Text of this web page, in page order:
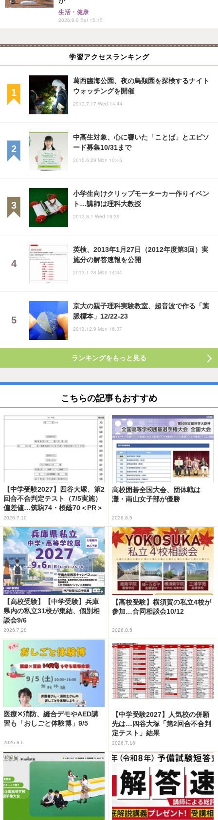
生活・健康
2026.8.8 Sat 15:15
学習アクセスランキング
葛西臨海公園、夜の鳥類園を探検するナイト
ウォッチングを開催
2013.7.17 Wed 14:44
中高生対象、心に響いた「ことば」とエピソ
ード募集10/31まで
2015.6.29 Mon 10:45
小学生向けクリップモーターカー作りイベン
ト…講師は理科大教授
2012.8.1 Wed 19:39
英検、2013年1月27日（2012年度第3回）実
施分の解答速報を公開
2013.1.28 Mon 14:34
京大の親子理科実験教室、超音波で作る「葉
脈標本」12/22-23
2013.12.9 Mon 16:37
ランキングをもっと見る
こちらの記事もおすすめ
【中学受験2027】四谷大塚、第2
回合不合判定テスト（7/5実施）
偏差値…筑駒74・桜蔭70＜PR＞
2026.7.10
高校囲碁全国大会、団体戦は
灘・南山女子部が優勝
2026.8.5
【高校受験】【中学受験】兵庫
県内の私立31校が集結、個別相
談会9/6
2026.7.28
【高校受験】横須賀の私立4校が
参加…合同相談会10/12
2026.8.5
医療✕消防、縫合デモやAED講
習も「おしごと体験博」9/5
2026.8.6
【中学受験2027】人気校の併願
先は…四谷大塚「第2回合不合判
定テスト」結果
2026.7.16